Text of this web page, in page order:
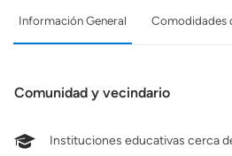
Información General Comodidades
Comunidad y vecindario
Instituciones educativas cerca